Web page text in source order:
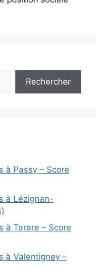
Rechercher
à Passy – Score
à Lézignan-
à Tarare – Score
à Valentigney –